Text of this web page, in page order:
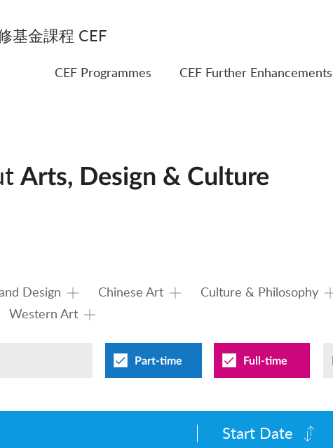
基金課程 CEF
CEF Programmes CEF Further Enhancements
Arts, Design & Culture
Design Chinese Art Culture & Philosophy
Western Art
Part-time Full-time
Start Date